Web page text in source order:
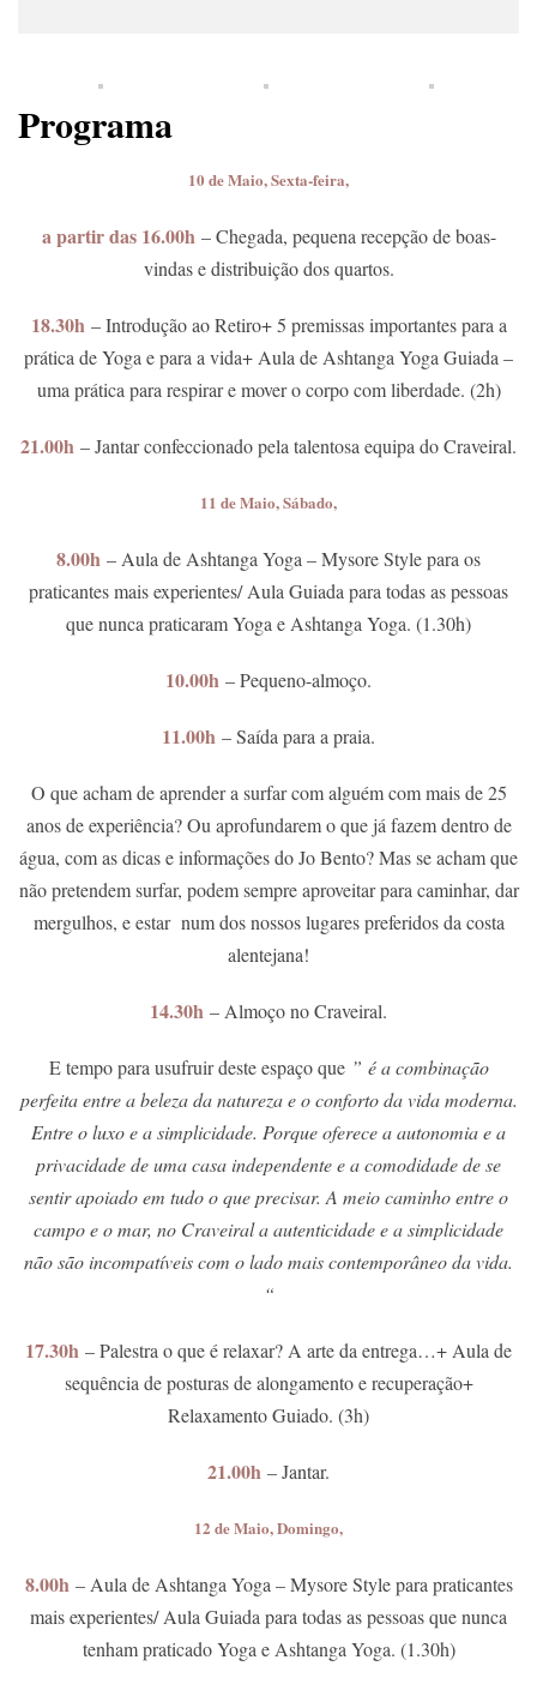
Programa
10 de Maio, Sexta-feira,
a partir das 16.00h – Chegada, pequena recepção de boas-
vindas e distribuição dos quartos.
18.30h – Introdução ao Retiro+ 5 premissas importantes para a
prática de Yoga e para a vida+ Aula de Ashtanga Yoga Guiada –
uma prática para respirar e mover o corpo com liberdade. (2h)
21.00h – Jantar confeccionado pela talentosa equipa do Craveiral.
11 de Maio, Sábado,
8.00h – Aula de Ashtanga Yoga – Mysore Style para os
praticantes mais experientes/ Aula Guiada para todas as pessoas
que nunca praticaram Yoga e Ashtanga Yoga. (1.30h)
10.00h – Pequeno-almoço.
11.00h – Saída para a praia.
O que acham de aprender a surfar com alguém com mais de 25
anos de experiência? Ou aprofundarem o que já fazem dentro de
água, com as dicas e informações do Jo Bento? Mas se acham que
não pretendem surfar, podem sempre aproveitar para caminhar, dar
mergulhos, e estar num dos nossos lugares preferidos da costa
alentejana!
14.30h – Almoço no Craveiral.
E tempo para usufruir deste espaço que ” é a combinação
perfeita entre a beleza da natureza e o conforto da vida moderna.
Entre o luxo e a simplicidade. Porque oferece a autonomia e a
privacidade de uma casa independente e a comodidade de se
sentir apoiado em tudo o que precisar. A meio caminho entre o
campo e o mar, no Craveiral a autenticidade e a simplicidade
não são incompatíveis com o lado mais contemporâneo da vida.
“
17.30h – Palestra o que é relaxar? A arte da entrega…+ Aula de
sequência de posturas de alongamento e recuperação+
Relaxamento Guiado. (3h)
21.00h – Jantar.
12 de Maio, Domingo,
8.00h – Aula de Ashtanga Yoga – Mysore Style para praticantes
mais experientes/ Aula Guiada para todas as pessoas que nunca
tenham praticado Yoga e Ashtanga Yoga. (1.30h)